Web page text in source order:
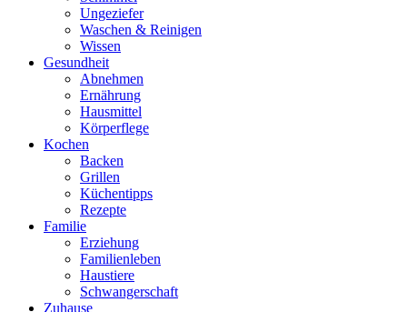
Ungeziefer
Waschen & Reinigen
Wissen
Gesundheit
Abnehmen
Ernährung
Hausmittel
Körperflege
Kochen
Backen
Grillen
Küchentipps
Rezepte
Familie
Erziehung
Familienleben
Haustiere
Schwangerschaft
Zuhause